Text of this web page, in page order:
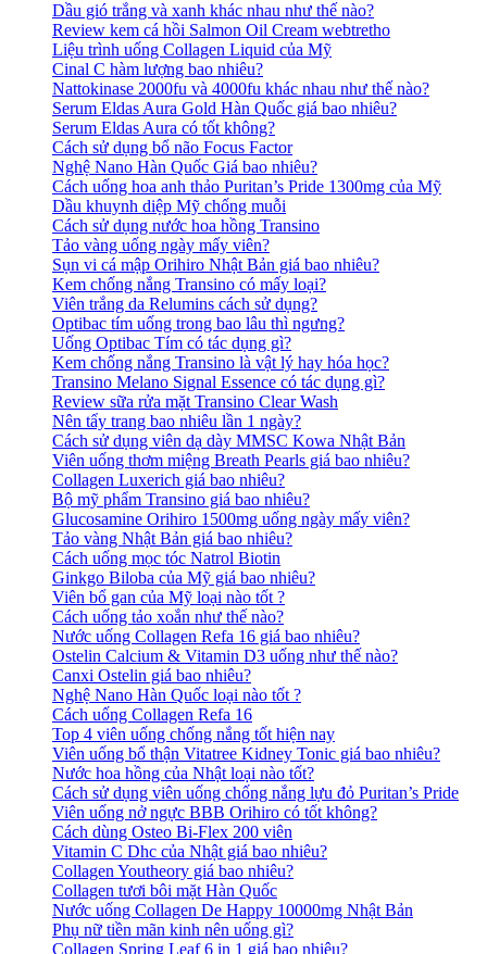
Dầu gió trắng và xanh khác nhau như thế nào?
Review kem cá hồi Salmon Oil Cream webtretho
Liệu trình uống Collagen Liquid của Mỹ
Cinal C hàm lượng bao nhiêu?
Nattokinase 2000fu và 4000fu khác nhau như thế nào?
Serum Eldas Aura Gold Hàn Quốc giá bao nhiêu?
Serum Eldas Aura có tốt không?
Cách sử dụng bổ não Focus Factor
Nghệ Nano Hàn Quốc Giá bao nhiêu?
Cách uống hoa anh thảo Puritan’s Pride 1300mg của Mỹ
Dầu khuynh diệp Mỹ chống muỗi
Cách sử dụng nước hoa hồng Transino
Tảo vàng uống ngày mấy viên?
Sụn vi cá mập Orihiro Nhật Bản giá bao nhiêu?
Kem chống nắng Transino có mấy loại?
Viên trắng da Relumins cách sử dụng?
Optibac tím uống trong bao lâu thì ngưng?
Uống Optibac Tím có tác dụng gì?
Kem chống nắng Transino là vật lý hay hóa học?
Transino Melano Signal Essence có tác dụng gì?
Review sữa rửa mặt Transino Clear Wash
Nên tẩy trang bao nhiêu lần 1 ngày?
Cách sử dụng viên dạ dày MMSC Kowa Nhật Bản
Viên uống thơm miệng Breath Pearls giá bao nhiêu?
Collagen Luxerich giá bao nhiêu?
Bộ mỹ phẩm Transino giá bao nhiêu?
Glucosamine Orihiro 1500mg uống ngày mấy viên?
Tảo vàng Nhật Bản giá bao nhiêu?
Cách uống mọc tóc Natrol Biotin
Ginkgo Biloba của Mỹ giá bao nhiêu?
Viên bổ gan của Mỹ loại nào tốt ?
Cách uống tảo xoắn như thế nào?
Nước uống Collagen Refa 16 giá bao nhiêu?
Ostelin Calcium & Vitamin D3 uống như thế nào?
Canxi Ostelin giá bao nhiêu?
Nghệ Nano Hàn Quốc loại nào tốt ?
Cách uống Collagen Refa 16
Top 4 viên uống chống nắng tốt hiện nay
Viên uống bổ thận Vitatree Kidney Tonic giá bao nhiêu?
Nước hoa hồng của Nhật loại nào tốt?
Cách sử dụng viên uống chống nắng lựu đỏ Puritan’s Pride
Viên uống nở ngực BBB Orihiro có tốt không?
Cách dùng Osteo Bi-Flex 200 viên
Vitamin C Dhc của Nhật giá bao nhiêu?
Collagen Youtheory giá bao nhiêu?
Collagen tươi bôi mặt Hàn Quốc
Nước uống Collagen De Happy 10000mg Nhật Bản
Phụ nữ tiền mãn kinh nên uống gì?
Collagen Spring Leaf 6 in 1 giá bao nhiêu?